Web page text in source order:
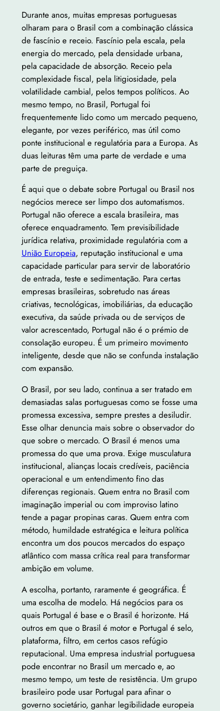
Durante anos, muitas empresas portuguesas
olharam para o Brasil com a combinação clássica
de fascínio e receio. Fascínio pela escala, pela
energia do mercado, pela densidade urbana,
pela capacidade de absorção. Receio pela
complexidade fiscal, pela litigiosidade, pela
volatilidade cambial, pelos tempos políticos. Ao
mesmo tempo, no Brasil, Portugal foi
frequentemente lido como um mercado pequeno,
elegante, por vezes periférico, mas útil como
ponte institucional e regulatória para a Europa. As
duas leituras têm uma parte de verdade e uma
parte de preguiça.
É aqui que o debate sobre Portugal ou Brasil nos
negócios merece ser limpo dos automatismos.
Portugal não oferece a escala brasileira, mas
oferece enquadramento. Tem previsibilidade
jurídica relativa, proximidade regulatória com a
União Europeia, reputação institucional e uma
capacidade particular para servir de laboratório
de entrada, teste e sedimentação. Para certas
empresas brasileiras, sobretudo nas áreas
criativas, tecnológicas, imobiliárias, da educação
executiva, da saúde privada ou de serviços de
valor acrescentado, Portugal não é o prémio de
consolação europeu. É um primeiro movimento
inteligente, desde que não se confunda instalação
com expansão.
O Brasil, por seu lado, continua a ser tratado em
demasiadas salas portuguesas como se fosse uma
promessa excessiva, sempre prestes a desiludir.
Esse olhar denuncia mais sobre o observador do
que sobre o mercado. O Brasil é menos uma
promessa do que uma prova. Exige musculatura
institucional, alianças locais credíveis, paciência
operacional e um entendimento fino das
diferenças regionais. Quem entra no Brasil com
imaginação imperial ou com improviso latino
tende a pagar propinas caras. Quem entra com
método, humildade estratégica e leitura política
encontra um dos poucos mercados do espaço
atlântico com massa crítica real para transformar
ambição em volume.
A escolha, portanto, raramente é geográfica. É
uma escolha de modelo. Há negócios para os
quais Portugal é base e o Brasil é horizonte. Há
outros em que o Brasil é motor e Portugal é selo,
plataforma, filtro, em certos casos refúgio
reputacional. Uma empresa industrial portuguesa
pode encontrar no Brasil um mercado e, ao
mesmo tempo, um teste de resistência. Um grupo
brasileiro pode usar Portugal para afinar o
governo societário, ganhar legibilidade europeia